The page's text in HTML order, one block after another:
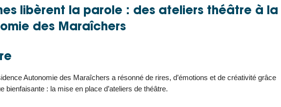
libèrent la parole : des ateliers théâtre à la
des Maraîchers
Autonomie des Maraîchers a résonné de rires, d’émotions et de créativité grâce
bienfaisante : la mise en place d’ateliers de théâtre.